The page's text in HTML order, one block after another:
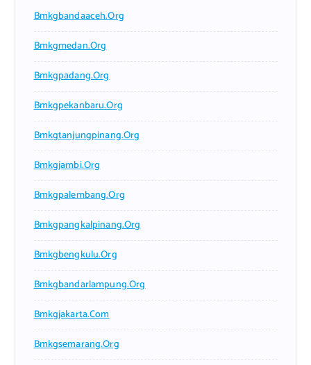
Bmkgbandaaceh.org
Bmkgmedan.org
Bmkgpadang.org
Bmkgpekanbaru.org
Bmkgtanjungpinang.org
Bmkgjambi.org
Bmkgpalembang.org
Bmkgpangkalpinang.org
Bmkgbengkulu.org
Bmkgbandarlampung.org
Bmkgjakarta.com
Bmkgsemarang.org